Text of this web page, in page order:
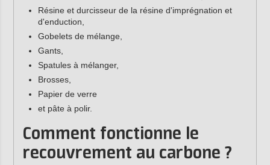
Résine et durcisseur de la résine d'imprégnation et
d'enduction,
Gobelets de mélange,
Gants,
Spatules à mélanger,
Brosses,
Papier de verre
et pâte à polir.
Comment fonctionne le
recouvrement au carbone ?